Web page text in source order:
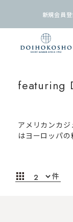
新規会員
featuring
アメリカンカ
はヨーロッパ
シックでオシ
を演出してく
ツシリーズは製
持つ大きな魅
件